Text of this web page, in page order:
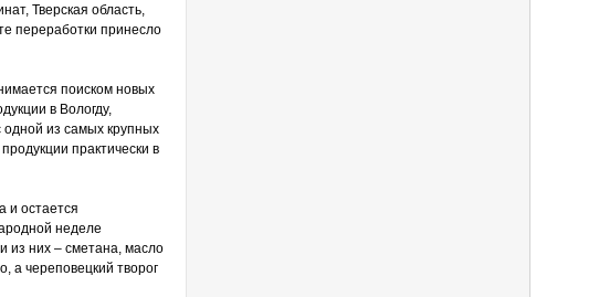
Тверская область,
переработки принесло
поиском новых
в Вологду,
одной из самых крупных
практически в
и остается
неделе
из них – сметана, масло
а череповецкий творог